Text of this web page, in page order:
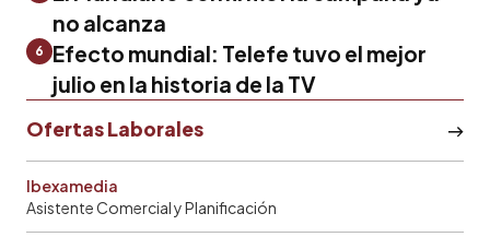
no alcanza
6
Efecto mundial: Telefe tuvo el mejor
julio en la historia de la TV
Ofertas Laborales
Ibexamedia
Asistente Comercial y Planificación